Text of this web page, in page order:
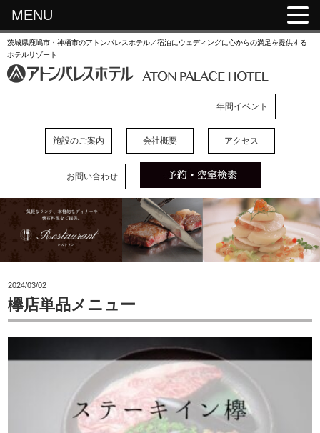
茨城県鹿嶋市・神栖市のアトンパレスホテル／宿泊にウェディングに心からの満足を提供する
ホテルリゾート
年間イベント
施設のご案内 会社概要 アクセス
お問い合わせ
欅店単品メニュー
2024/03/02
MENU